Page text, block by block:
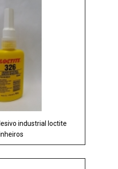
industrial loctite